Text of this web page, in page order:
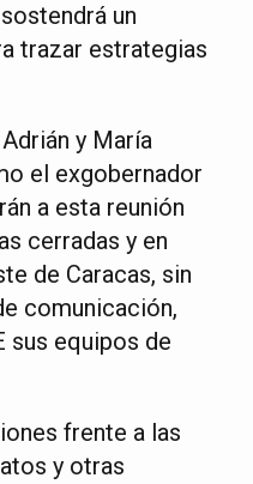
un
trazar estrategias
y María
el exgobernador
a esta reunión
cerradas y en
de Caracas, sin
comunicación,
sus equipos de
frente a las
y otras